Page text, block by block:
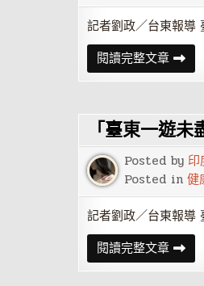
整
備
落
實
校
園
環
整
潔
維
護
師
生
健
康
記者劉政／台東報導
閱讀完整文章「自
然
醒
祭」
為
助
人
者
打
山
海
共
頻
的
療
癒、
「臺東一遊
Posted by 印
Posted in 健
記者劉政／台東報導
閱讀完整文章「臺
東
一